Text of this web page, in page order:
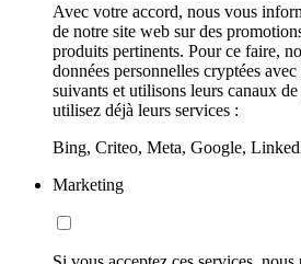
Avec votre accord, nous vous
de notre site web sur des
produits pertinents. Pour ce faire,
données personnelles cryptées
suivants et utilisons leurs canaux
utilisez déjà leurs services :
Bing, Criteo, Meta, Google,
Marketing